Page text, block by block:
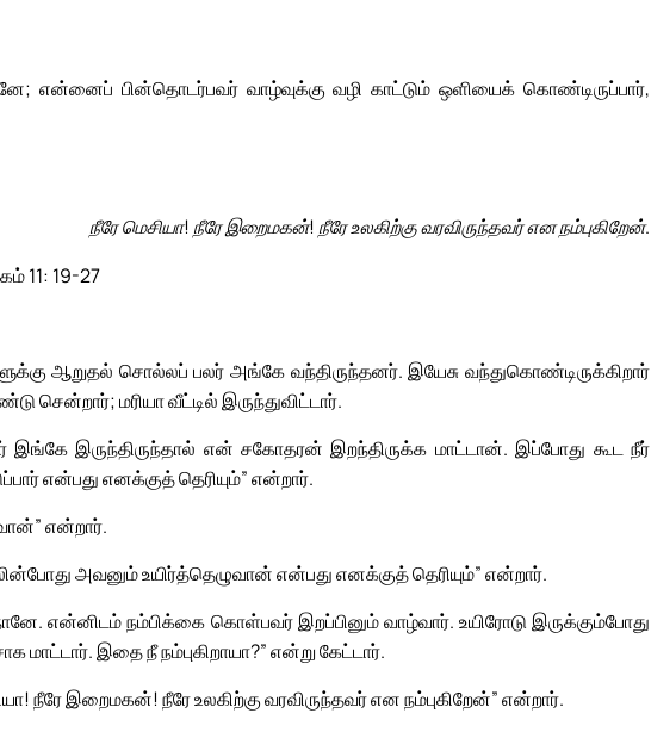
என்னைப் பின்தொடர்பவர் வாழ்வுக்கு வழி காட்டும் ஒளியைக் கொண்டிருப்பார்,
நீரே மெசியா! நீரே இறைமகன்! நீரே உலகிற்கு வரவிருந்தவர் என நம்புகிறேன்.
11: 19-27
ஆறுதல் சொல்லப் பலர் அங்கே வந்திருந்தனர். இயேசு வந்துகொண்டிருக்கிறார்
சென்றார்; மரியா வீட்டில் இருந்துவிட்டார்.
இருந்திருந்தால் என் சகோதரன் இறந்திருக்க மாட்டான். இப்போது கூட நீர்
என்பது எனக்குத் தெரியும்” என்றார்.
என்றார்.
அவனும் உயிர்த்தெழுவான் என்பது எனக்குத் தெரியும்” என்றார்.
என்னிடம் நம்பிக்கை கொள்பவர் இறப்பினும் வாழ்வார். உயிரோடு இருக்கும்போது
இதை நீ நம்புகிறாயா?” என்று கேட்டார்.
நீரே இறைமகன்! நீரே உலகிற்கு வரவிருந்தவர் என நம்புகிறேன்” என்றார்.